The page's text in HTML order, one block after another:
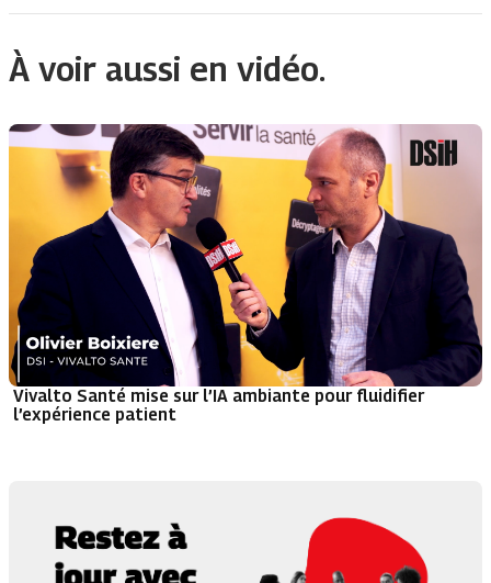
À voir aussi en vidéo.
Vivalto Santé mise sur l’IA ambiante pour fluidifier
l’expérience patient